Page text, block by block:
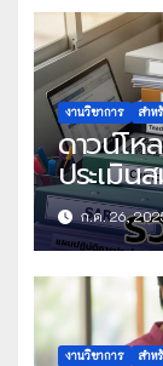
งานวิชาการ สำห
ดาวน์โห
ประเมิน
ก.ค. 26,
งานวิชาการ สำห